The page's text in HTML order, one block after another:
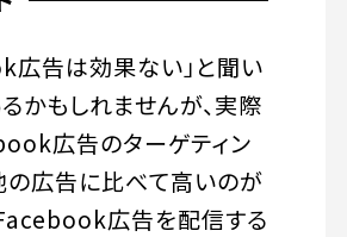
広告は効果ない」と聞い
かもしれませんが、実際
広告のターゲティン
広告に比べて高いのが
広告を配信する